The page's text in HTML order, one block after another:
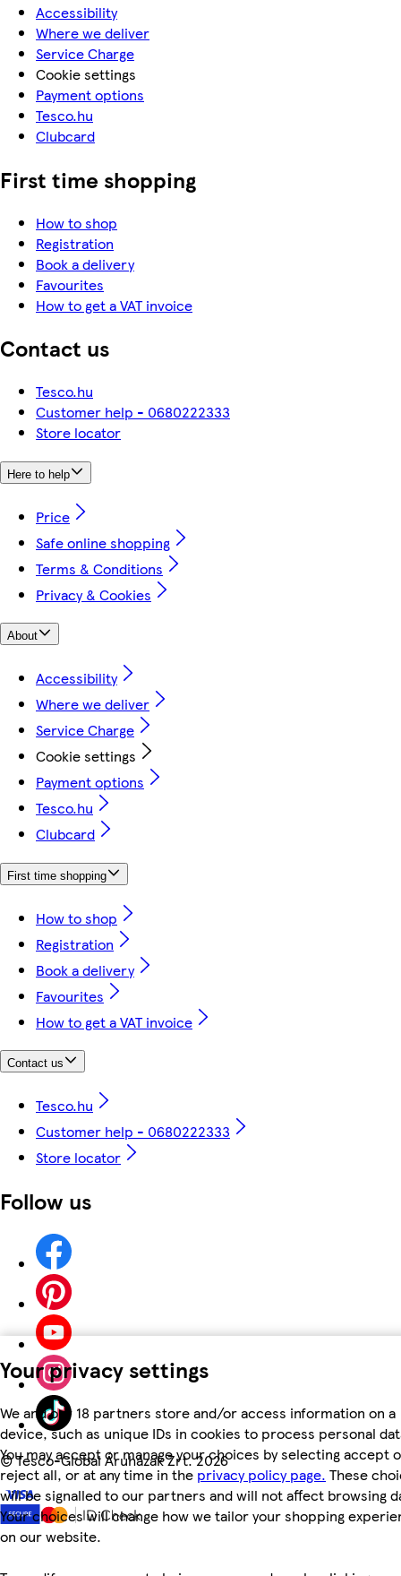
Your privacy settings
We and our 18 partners store and/or access information on a
device, such as unique IDs in cookies to process personal
You may accept or manage your choices by selecting accept
reject all, or at any time in the privacy policy page. These
will be signalled to our partners and will not affect browsing
Your choices will change how we tailor your shopping
on our website.
Accessibility
Where we deliver
Service Charge
Cookie settings
Payment options
Tesco.hu
Clubcard
First time shopping
How to shop
Registration
Book a delivery
Favourites
How to get a VAT invoice
Contact us
Tesco.hu
Customer help - 0680222333
Store locator
Here to help
Price
Safe online shopping
Terms & Conditions
Privacy & Cookies
About
Accessibility
Where we deliver
Service Charge
Cookie settings
Payment options
Tesco.hu
Clubcard
First time shopping
How to shop
Registration
Book a delivery
Favourites
How to get a VAT invoice
Contact us
Tesco.hu
Customer help - 0680222333
Store locator
Follow us
©Tesco-Global Áruházak Zrt. 2026